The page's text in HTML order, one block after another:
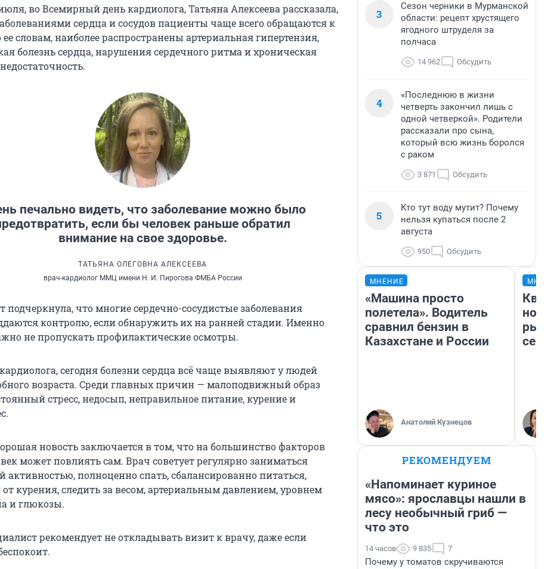
во Всемирный день кардиолога, Татьяна Алексеева рассказала,
сердца и сосудов пациенты чаще всего обращаются к
словам, наиболее распространены артериальная гипертензия,
болезнь сердца, нарушения сердечного ритма и хроническая
печально видеть, что заболевание можно было
если бы человек раньше обратил
внимание на свое здоровье.
ТАТЬЯНА ОЛЕГОВНА АЛЕКСЕЕВА
врач-кардиолог ММЦ имени Н. И. Пирогова ФМБА России
подчеркнула, что многие сердечно-сосудистые заболевания
контролю, если обнаружить их на ранней стадии. Именно
не пропускать профилактические осмотры.
сегодня болезни сердца всё чаще выявляют у людей
возраста. Среди главных причин — малоподвижный образ
стресс, недосып, неправильное питание, курение и
новость заключается в том, что на большинство факторов
может повлиять сам. Врач советует регулярно заниматься
активностью, полноценно спать, сбалансированно питаться,
от курения, следить за весом, артериальным давлением, уровнем
и глюкозы.
рекомендует не откладывать визит к врачу, даже если
3
Сезон черники в Мурманской
области: рецепт хрустящего
ягодного штруделя за
полчаса
14 962 Обсудить
4
«Последнюю в жизни
четверть закончил лишь с
одной четверкой». Родители
рассказали про сына,
который всю жизнь боролся
с раком
3 871 Обсудить
5
Кто тут воду мутит? Почему
нельзя купаться после 2
августа
950 Обсудить
МНЕНИЕ
«Машина просто
полетела». Водитель
сравнил бензин в
Казахстане и России
Анатолий Кузнецов
но
РЕКОМЕНДУЕМ
«Напоминает куриное
мясо»: ярославцы нашли в
лесу необычный гриб —
что это
14 часов 9 835 7
Почему у томатов скручиваются